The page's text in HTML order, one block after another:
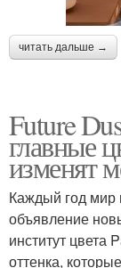
читать дальше →
Future
главные
изменят
Каждый год мир
объявление
институт цвета
оттенка,